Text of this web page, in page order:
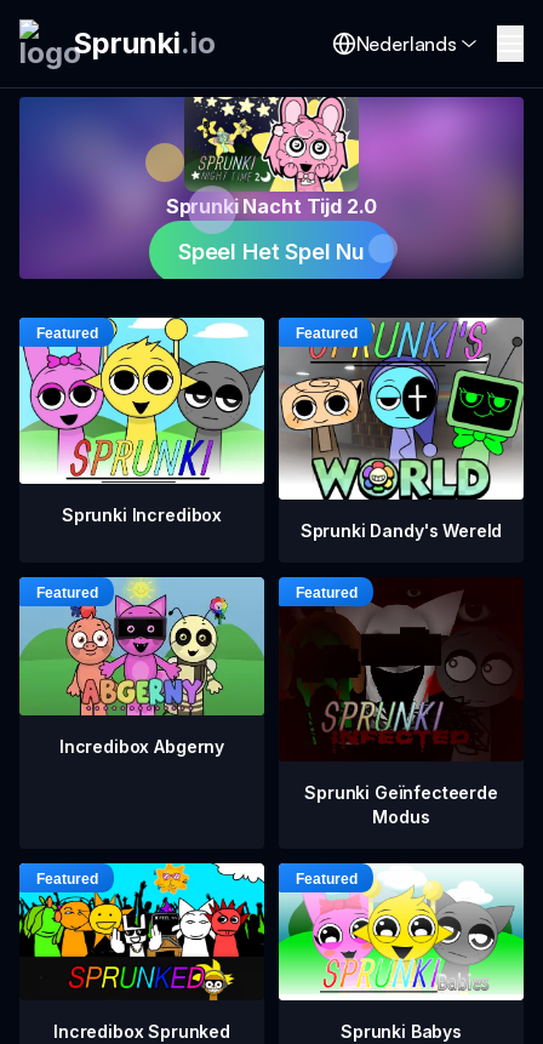
Sprunki.io Nederlands
Sprunki Nacht Tijd 2.0
Speel Het Spel Nu
Sprunki Incredibox
Sprunki Dandy's Wereld
Incredibox Abgerny
Sprunki Geïnfecteerde
Modus
Incredibox Sprunked Sprunki Babys